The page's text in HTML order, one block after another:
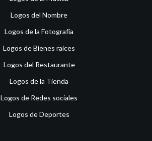
Logos del Nombre
Logos de la Fotografía
Logos de Bienes raíces
Logos del Restaurante
Logos de la Tienda
Logos de Redes sociales
Logos de Deportes